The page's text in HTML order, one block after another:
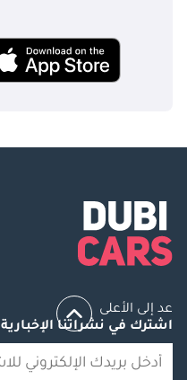
عد إلى الأعلى
اشترك في نشراتنا الإخبارية